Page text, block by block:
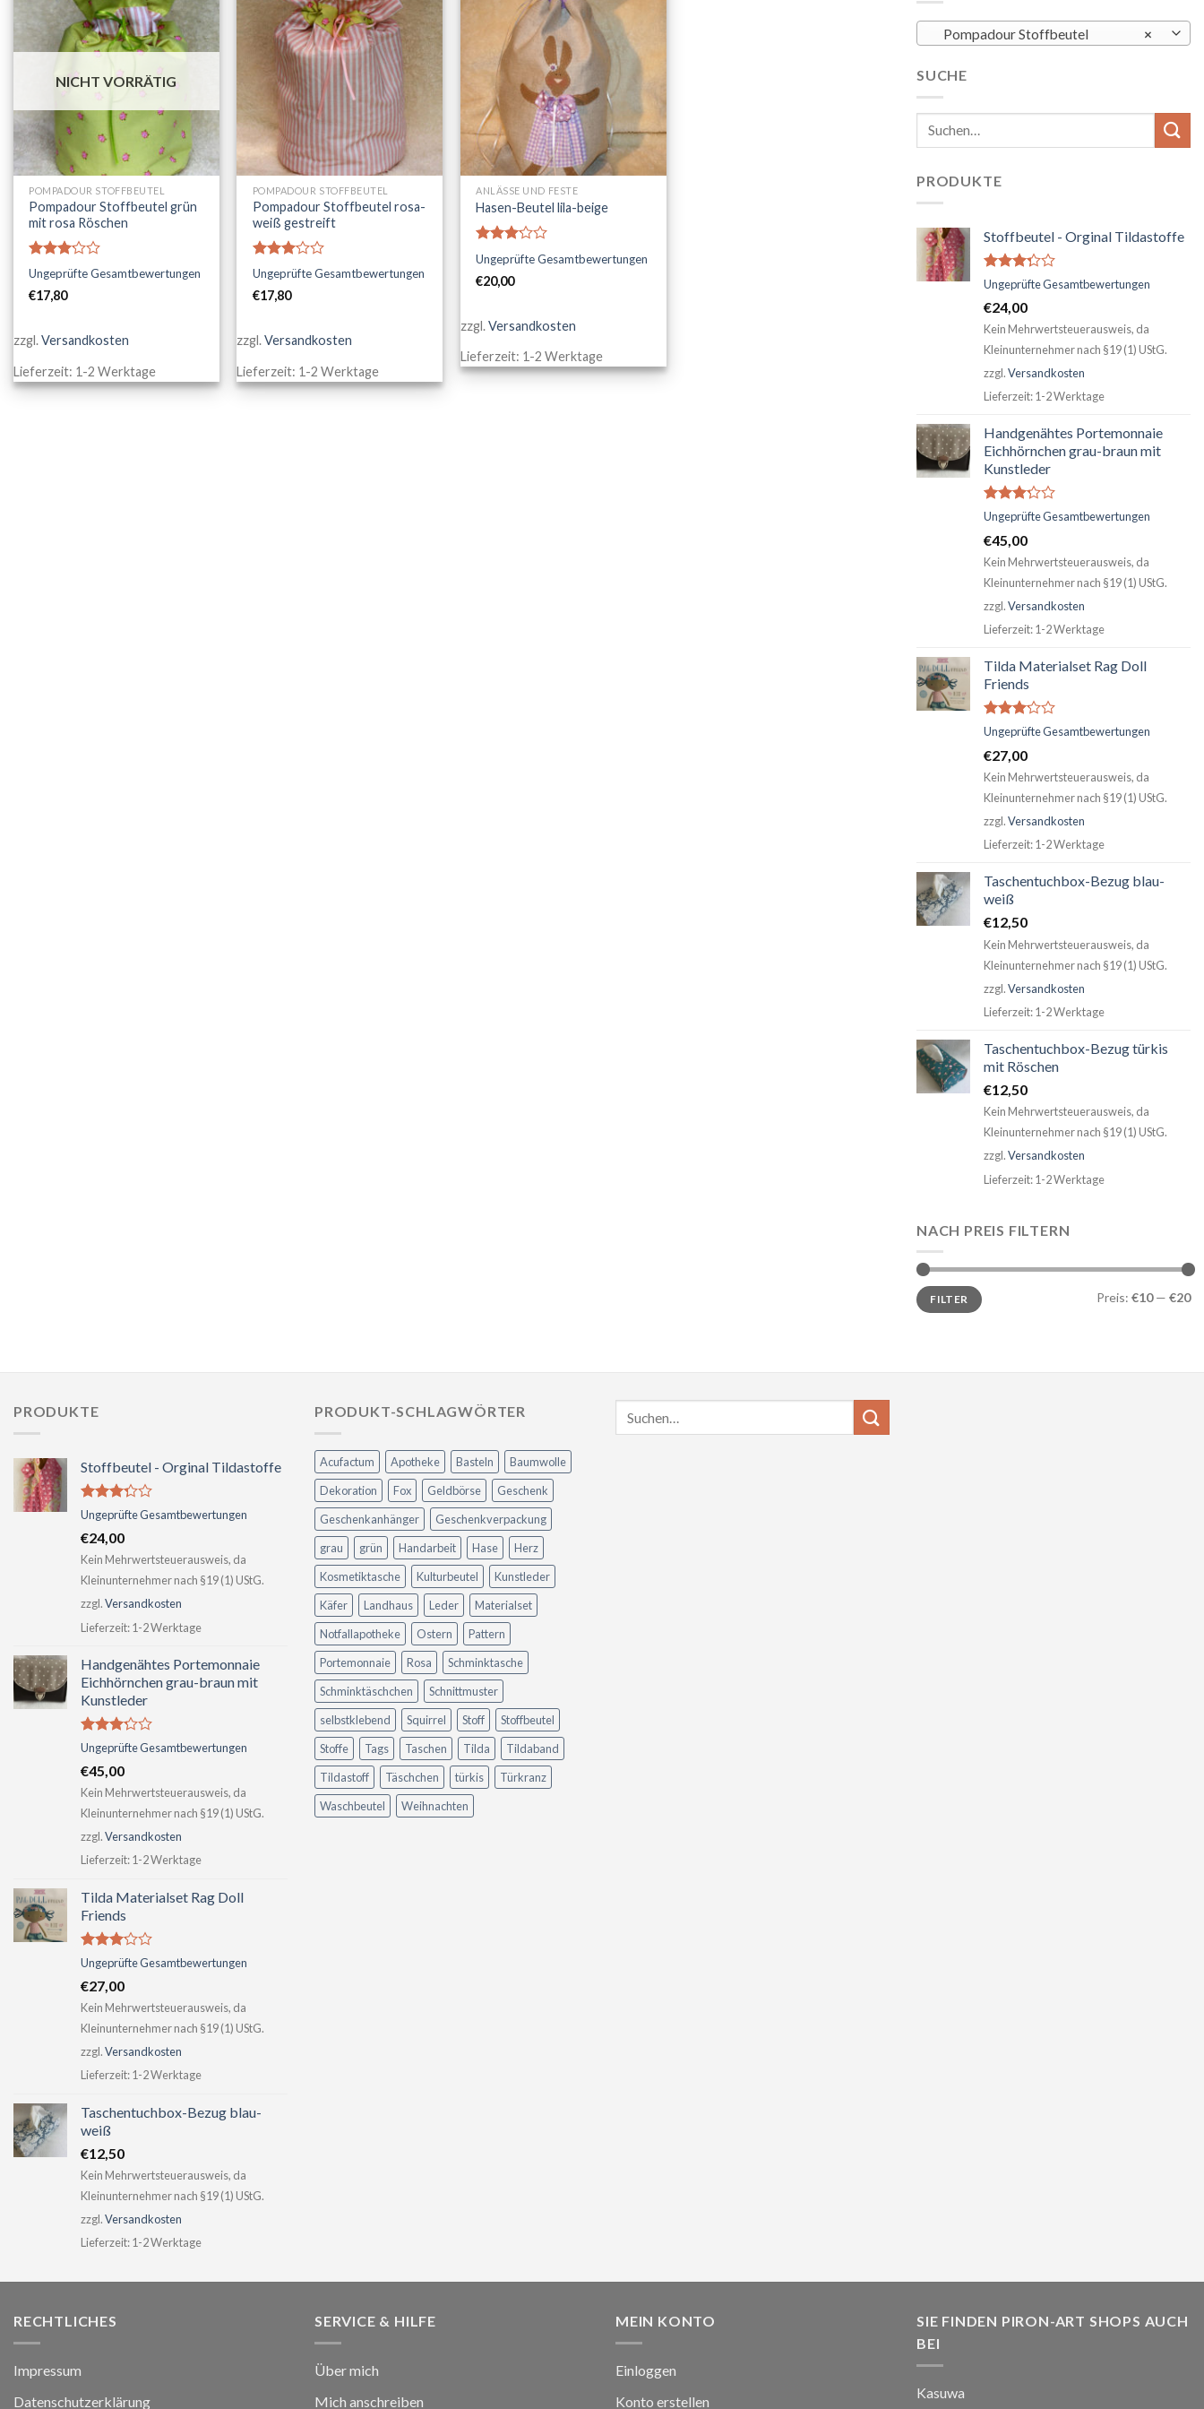
AUF DIE
+
NICHT VORRÄTIG
POMPADOUR STOFFBEUTEL
Pompadour Stoffbeutel grün
mit rosa Röschen
Bewertet
mit
2.96
Ungeprüfte Gesamtbewertungen
€17,80
zzgl.Versandkosten
Lieferzeit: 1-2 Werktage
AUF DIE
WUNSCHLISTE
POMPADOUR STOFFBEUTEL
Pompadour Stoffbeutel rosa-
weiß gestreift
Bewertet
mit
2.90
Ungeprüfte Gesamtbewertungen
€17,80
zzgl.Versandkosten
Lieferzeit: 1-2 Werktage
AUF DIE
WUNSCHLISTE
+
ANLÄSSE UND FESTE
Hasen-Beutel lila-beige
Bewertet
mit
2.97
Ungeprüfte Gesamtbewertungen
€20,00
zzgl.Versandkosten
Lieferzeit: 1-2 Werktage
×
Pompadour Stoffbeutel
SUCHE
PRODUKTE
Stoffbeutel - Orginal Tildastoffe
Bewertet
mit
3.04
von 5
Ungeprüfte Gesamtbewertungen
€24,00
Kein Mehrwertsteuerausweis, da
Kleinunternehmer nach §19 (1) UStG.
zzgl.Versandkosten
Lieferzeit:1-2 Werktage
Handgenähtes Portemonnaie
Eichhörnchen grau-braun mit
Kunstleder
Bewertet
2.99
von 5
Ungeprüfte Gesamtbewertungen
€45,00
Kein Mehrwertsteuerausweis, da
Kleinunternehmer nach §19 (1) UStG.
zzgl.Versandkosten
Lieferzeit:1-2 Werktage
Tilda Materialset Rag Doll
Friends
Bewertet
2.98
von 5
Ungeprüfte Gesamtbewertungen
€27,00
Kein Mehrwertsteuerausweis, da
Kleinunternehmer nach §19 (1) UStG.
zzgl.Versandkosten
Lieferzeit:1-2 Werktage
Taschentuchbox-Bezug blau-
weiß
€12,50
Kein Mehrwertsteuerausweis, da
Kleinunternehmer nach §19 (1) UStG.
zzgl.Versandkosten
Lieferzeit:1-2 Werktage
Taschentuchbox-Bezug türkis
mit Röschen
€12,50
Kein Mehrwertsteuerausweis, da
Kleinunternehmer nach §19 (1) UStG.
zzgl.Versandkosten
Lieferzeit:1-2 Werktage
NACH PREIS FILTERN
Min.
Preis
Max.
PreisFILTER Preis: €10— €20
PRODUKTE
Stoffbeutel - Orginal Tildastoffe
Bewertet
3.04
von 5
Ungeprüfte Gesamtbewertungen
€24,00
Kein Mehrwertsteuerausweis, da
Kleinunternehmer nach §19 (1) UStG.
zzgl.Versandkosten
Lieferzeit:1-2 Werktage
Handgenähtes Portemonnaie
Eichhörnchen grau-braun mit
Kunstleder
Bewertet
2.99
von 5
Ungeprüfte Gesamtbewertungen
€45,00
Kein Mehrwertsteuerausweis, da
Kleinunternehmer nach §19 (1) UStG.
zzgl.Versandkosten
Lieferzeit:1-2 Werktage
Tilda Materialset Rag Doll
Friends
Bewertet
2.98
von 5
Ungeprüfte Gesamtbewertungen
€27,00
Kein Mehrwertsteuerausweis, da
Kleinunternehmer nach §19 (1) UStG.
zzgl.Versandkosten
Lieferzeit:1-2 Werktage
Taschentuchbox-Bezug blau-
weiß
€12,50
Kein Mehrwertsteuerausweis, da
Kleinunternehmer nach §19 (1) UStG.
zzgl.Versandkosten
Lieferzeit:1-2 Werktage
PRODUKT-SCHLAGWÖRTER
Acufactum Apotheke Basteln
Baumwolle
Dekoration
Fox Geldbörse
Geschenk
Geschenkanhänger
Geschenkverpackung
grau
grün Handarbeit Hase
Herz
Kosmetiktasche
Kulturbeutel
Kunstleder
Käfer
Landhaus Leder
Materialset
Notfallapotheke
Ostern
Pattern
Portemonnaie
Rosa
Schminktasche
Schminktäschchen
Schnittmuster
selbstklebend
Squirrel Stoff
Stoffbeutel
Stoffe
Tags Taschen Tilda
Tildaband
Tildastoff
Täschchen türkis
Türkranz
Waschbeutel
Weihnachten
RECHTLICHES
Impressum
Datenschutzerklärung
SERVICE & HILFE
Über mich
Mich anschreiben
MEIN KONTO
Einloggen
Konto erstellen
SIE FINDEN PIRON-ART SHOPS AUCH
BEI
Kasuwa